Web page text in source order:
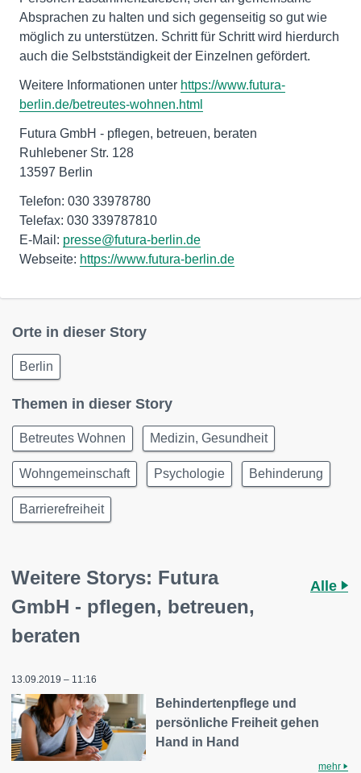
Absprachen zu halten und sich gegenseitig so gut wie
möglich zu unterstützen. Schritt für Schritt wird hierdurch
auch die Selbstständigkeit der Einzelnen gefördert.
Weitere Informationen unter https://www.futura-
berlin.de/betreutes-wohnen.html
Futura GmbH - pflegen, betreuen, beraten
Ruhlebener Str. 128
13597 Berlin
Telefon: 030 33978780
Telefax: 030 339787810
E-Mail: presse@futura-berlin.de
Webseite: https://www.futura-berlin.de
Orte in dieser Story
Berlin
Themen in dieser Story
Betreutes Wohnen Medizin, Gesundheit
Wohngemeinschaft Psychologie Behinderung
Barrierefreiheit
Weitere Storys: Futura
GmbH - pflegen, betreuen,
beraten
Alle
13.09.2019 – 11:16
Behindertenpflege und
persönliche Freiheit gehen
Hand in Hand
mehr